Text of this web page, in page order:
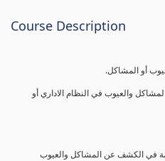
Course Description
أو المشاكل.
والعيوب في النظام الاداري أو
في الكشف عن المشاكل والعيوب